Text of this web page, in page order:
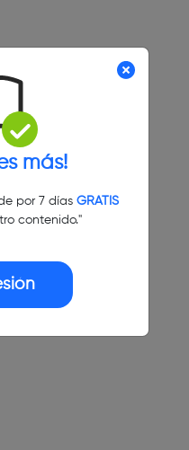
más!
por 7 días GRATIS
contenido."